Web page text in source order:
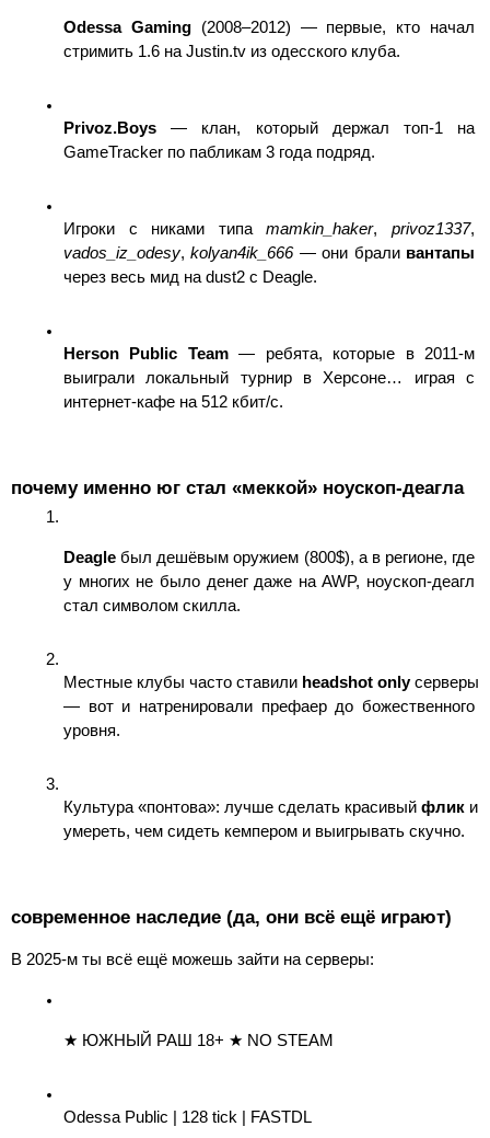
Odessa Gaming (2008–2012) — первые, кто начал
стримить 1.6 на Justin.tv из одесского клуба.
Privoz.Boys — клан, который держал топ-1 на
GameTracker по пабликам 3 года подряд.
Игроки с никами типа mamkin_haker, privoz1337
vados_iz_odesy, kolyan4ik_666 — они брали вантапы
через весь мид на dust2 с Deagle.
Herson Public Team — ребята, которые в 2011-м
выиграли локальный турнир в Херсоне… играя с
интернет-кафе на 512 кбит/с.
почему именно юг стал «меккой» ноускоп-деагла
Deagle был дешёвым оружием (800$), а в регионе, где
у многих не было денег даже на AWP, ноускоп-деагл
стал символом скилла.
Местные клубы часто ставили headshot only серверы
— вот и натренировали префаер до божественного
уровня.
Культура «понтова»: лучше сделать красивый флик и
умереть, чем сидеть кемпером и выигрывать скучно.
современное наследие (да, они всё ещё играют)
В 2025-м ты всё ещё можешь зайти на серверы:
★ ЮЖНЫЙ РАШ 18+ ★ NO STEAM
Odessa Public | 128 tick | FASTDL